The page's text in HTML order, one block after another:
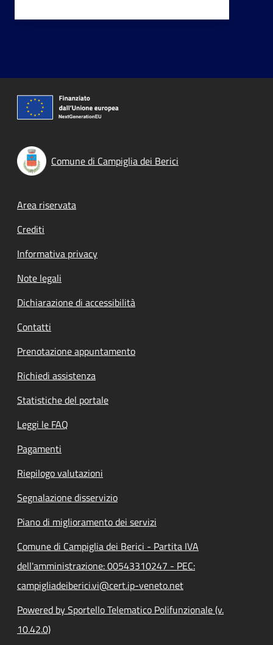
Comune di Campiglia dei Berici
Footer menu
Area riservata
Crediti
Informativa privacy
Note legali
Dichiarazione di accessibilità
Contatti
Prenotazione appuntamento
Richiedi assistenza
Statistiche del portale
Leggi le FAQ
Pagamenti
Riepilogo valutazioni
Segnalazione disservizio
Piano di miglioramento dei servizi
Comune di Campiglia dei Berici - Partita IVA
dell'amministrazione: 00543310247 - PEC:
campigliadeiberici.vi@cert.ip-veneto.net
Powered by Sportello Telematico Polifunzionale (v.
10.42.0)